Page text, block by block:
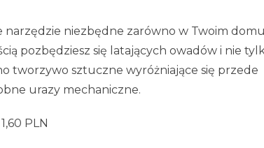
niezbędne zarówno w Twoim
pozbędziesz się latających owadów i nie
tworzywo sztuczne wyróżniające się przede
urazy mechaniczne.
PLN